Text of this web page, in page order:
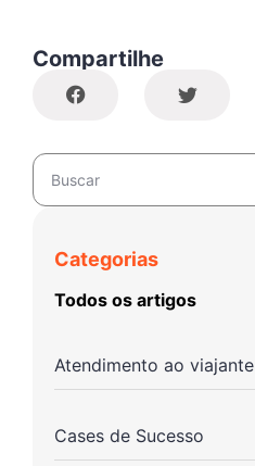
Compartilhe
Categorias
Todos os artigos
Atendimento ao viajante
Cases de Sucesso